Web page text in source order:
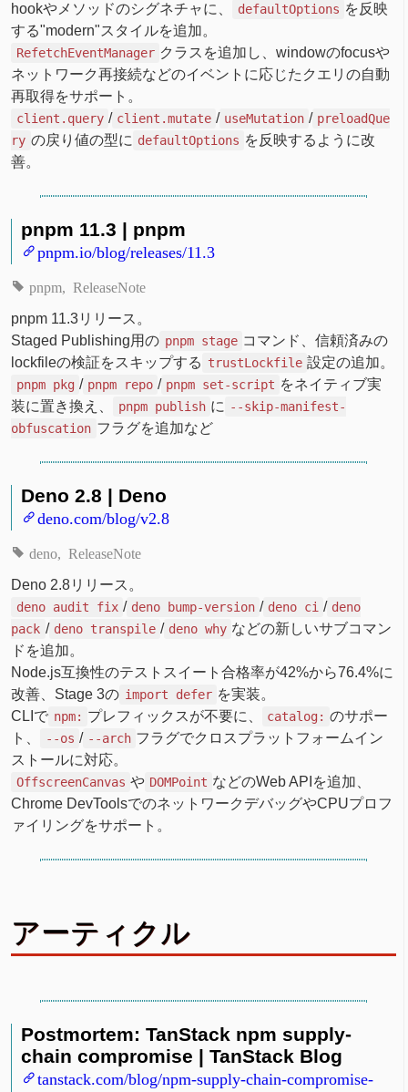
hookやメソッドのシグネチャに、
defaultOptions を反映
する"modern"スタイルを追加。
RefetchEventManager クラスを追加し、windowのfocusや
ネットワーク再接続などのイベントに応じたクエリの自動
再取得をサポート。
client.query / client.mutate / useMutation / preloadQue
ry の戻り値の型に defaultOptions を反映するように改
善。
pnpm 11.3 | pnpm
pnpm.io/blog/releases/11.3
pnpm ReleaseNote
pnpm 11.3リリース。
Staged Publishing用の pnpm stage コマンド、信頼済みの
lockfileの検証をスキップする trustLockfile 設定の追加。
pnpm pkg / pnpm repo / pnpm set-script をネイティブ実
装に置き換え、
pnpm publish に --skip-manifest-
obfuscation フラグを追加など
Deno 2.8 | Deno
deno.com/blog/v2.8
deno ReleaseNote
Deno 2.8リリース。
deno audit fix / deno bump-version / deno ci / deno
pack / deno transpile / deno why などの新しいサブコマン
ドを追加。
Node.js互換性のテストスイート合格率が42%から76.4%に
改善、Stage 3の import defer を実装。
CLIで npm: プレフィックスが不要に、 catalog: のサポー
ト、
--os / --arch フラグでクロスプラットフォームイン
ストールに対応。
OffscreenCanvas や DOMPoint などのWeb APIを追加、
Chrome DevToolsでのネットワークデバッグやCPUプロフ
ァイリングをサポート。
アーティクル
Postmortem: TanStack npm supply-
chain compromise | TanStack Blog
tanstack.com/blog/npm-supply-chain-compromise-